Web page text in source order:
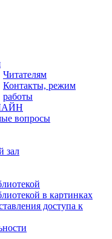
Читателям
Контакты, режим
работы
вопросы
зал
в картинках
доступа к